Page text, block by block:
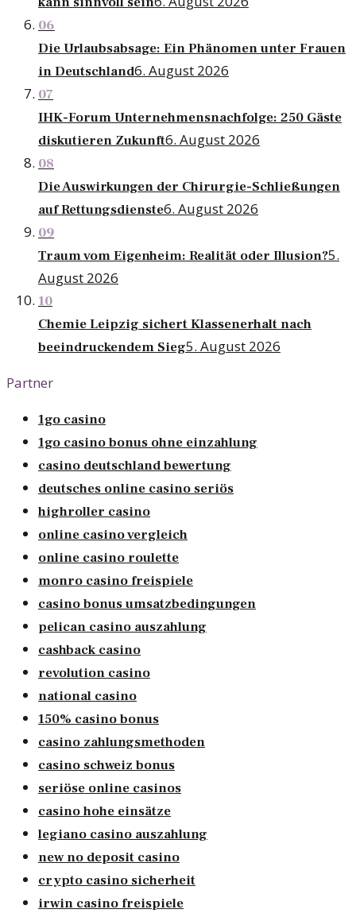
06
Die Urlaubsabsage: Ein Phänomen unter Frauen
in Deutschland6. August 2026
07
IHK-Forum Unternehmensnachfolge: 250 Gäste
diskutieren Zukunft6. August 2026
08
Die Auswirkungen der Chirurgie-Schließungen
auf Rettungsdienste6. August 2026
09
Traum vom Eigenheim: Realität oder Illusion?5.
August 2026
10
Chemie Leipzig sichert Klassenerhalt nach
beeindruckendem Sieg5. August 2026
Partner
1go casino
1go casino bonus ohne einzahlung
casino deutschland bewertung
deutsches online casino seriös
highroller casino
online casino vergleich
online casino roulette
monro casino freispiele
casino bonus umsatzbedingungen
pelican casino auszahlung
cashback casino
revolution casino
national casino
150% casino bonus
casino zahlungsmethoden
casino schweiz bonus
seriöse online casinos
casino hohe einsätze
legiano casino auszahlung
new no deposit casino
crypto casino sicherheit
irwin casino freispiele